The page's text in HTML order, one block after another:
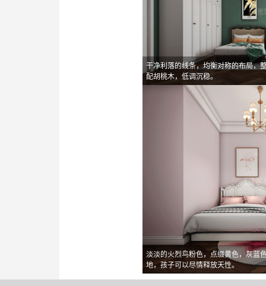
干净利落的线条，均衡对称的布局，
配胡桃木，低调沉稳。
淡淡的火烈鸟粉色，点缀黄色，灰蓝
地，孩子可以尽情释放天性。